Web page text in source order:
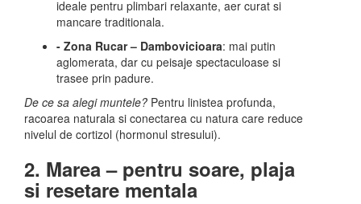
ideale pentru plimbari relaxante, aer curat si
mancare traditionala.
- Zona Rucar – Dambovicioara: mai putin
aglomerata, dar cu peisaje spectaculoase si
trasee prin padure.
De ce sa alegi muntele? Pentru linistea profunda,
racoarea naturala si conectarea cu natura care reduce
nivelul de cortizol (hormonul stresului).
2. Marea – pentru soare, plaja
si resetare mentala